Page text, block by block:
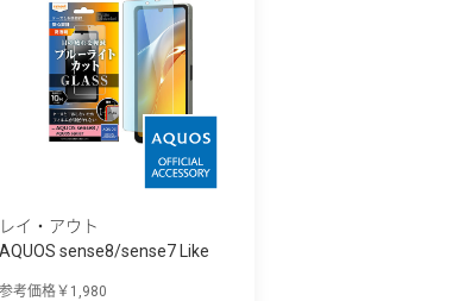
レイ・アウト
AQUOS sense8/sense7 Like
参考価格￥1,980